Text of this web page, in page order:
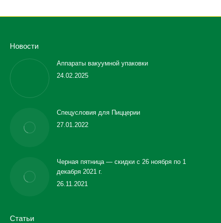
Новости
Аппараты вакуумной упаковки
24.02.2025
Спецусловия для Пиццерии
27.01.2022
Черная пятница — скидки с 26 ноября по 1
декабря 2021 г.
26.11.2021
Статьи